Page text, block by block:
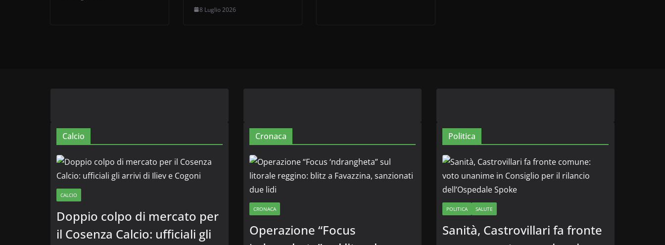
8 Luglio 2026
Calcio
CALCIO
Doppio colpo di mercato per
il Cosenza Calcio: ufficiali gli
Cronaca
CRONACA
Operazione “Focus
Politica
POLITICA SALUTE
Sanità, Castrovillari fa fronte